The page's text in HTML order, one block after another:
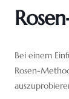
Bei einem
Rosen-